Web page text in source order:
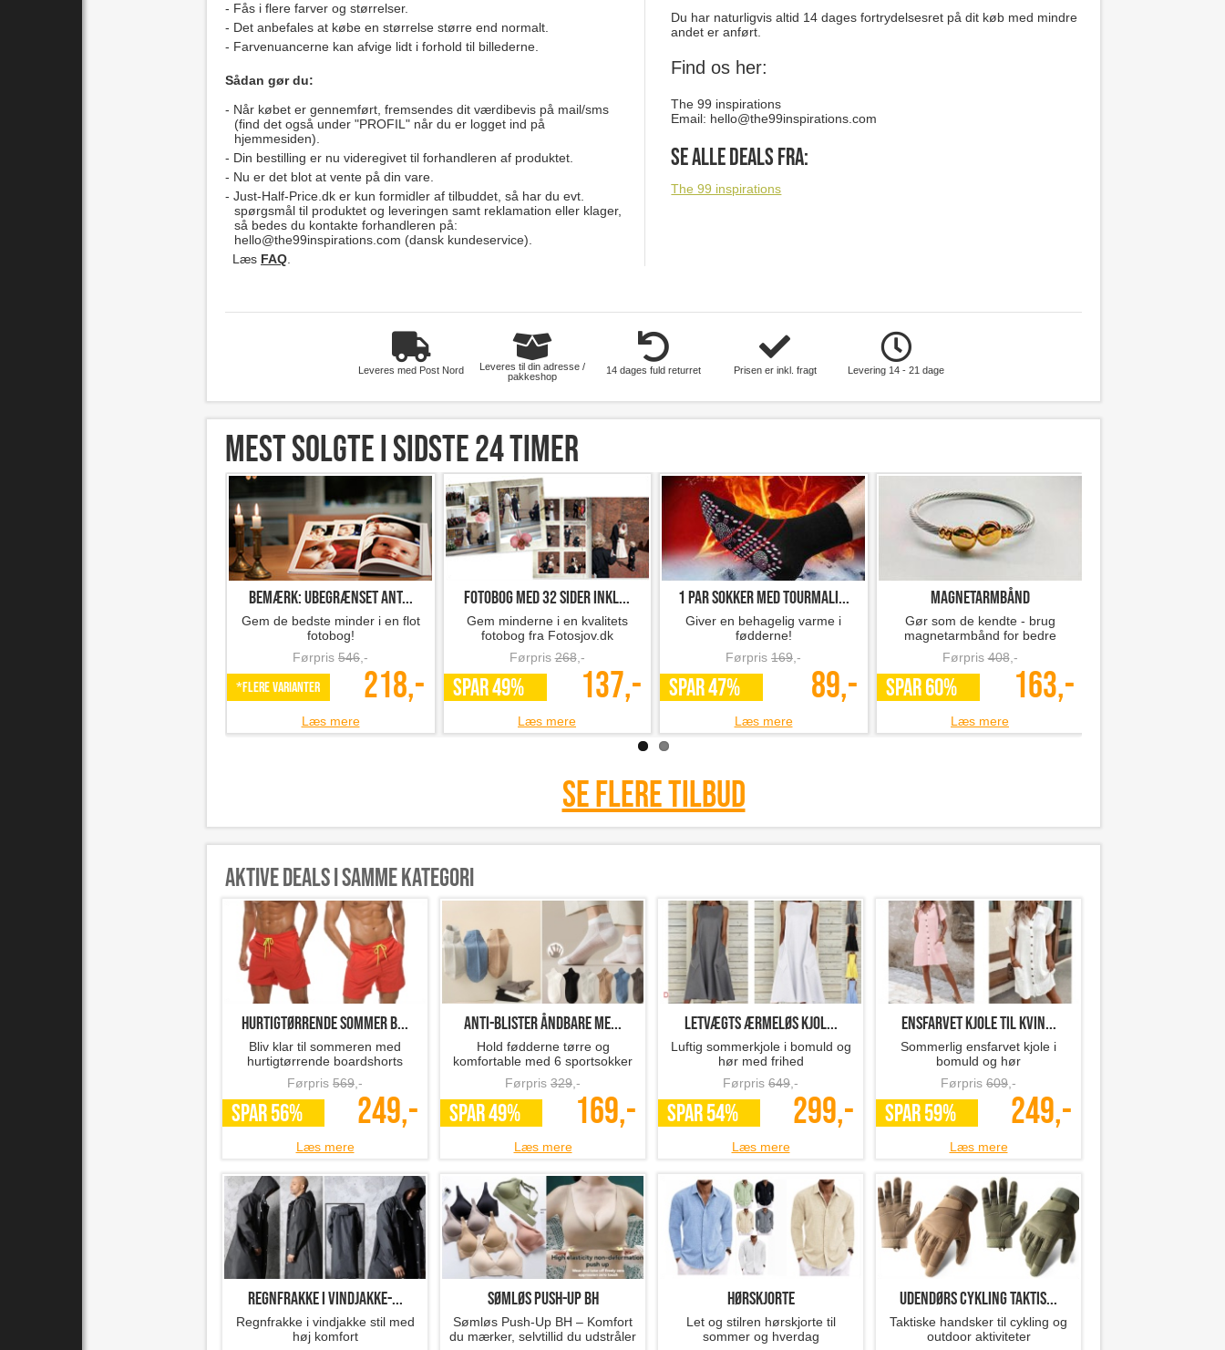
Fås i flere farver og størrelser.
Det anbefales at købe en størrelse større end normalt.
Farvenuancerne kan afvige lidt i forhold til billederne.
Sådan gør du:
Når købet er gennemført, fremsendes dit værdibevis på mail/sms
(find det også under "PROFIL" når du er logget ind på
hjemmesiden).
Din bestilling er nu videregivet til forhandleren af produktet.
Nu er det blot at vente på din vare.
Just-Half-Price.dk er kun formidler af tilbuddet, så har du evt.
spørgsmål til produktet og leveringen samt reklamation eller klager,
så bedes du kontakte forhandleren på:
hello@the99inspirations.com (dansk kundeservice).
Læs FAQ
Du har naturligvis altid 14 dages fortrydelsesret på dit køb med mindre
andet er anført.
Find os her:
The 99 inspirations
Email: hello@the99inspirations.com
Se alle deals fra:
The 99 inspirations
Leveres med Post Nord
Leveres til din adresse /
pakkeshop
14 dages fuld returret Prisen er inkl. fragt Levering 14 - 21 dage
Mest solgte i sidste 24 timer
Bemærk: Ubegrænset ant...
Gem de bedste minder i en flot
fotobog!
Førpris 546 ,-
*Flere varianter 218,-
Læs mere
Fotobog med 32 sider inkl...
Gem minderne i en kvalitets
fotobog fra Fotosjov.dk
Førpris268,-
SPAR 49% 137,-
Læs mere
1 par sokker med tourmali...
Giver en behagelig varme i
fødderne!
Førpris 169 ,-
SPAR 47% 89,-
Læs mere
Magnetarmbånd
Gør som de kendte - brug
magnetarmbånd for bedre
helbred!
Førpris408,-
SPAR 60% 163,-
Læs mere
Se flere tilbud
Aktive deals i samme kategori
hurtigtørrende sommer b...
Bliv klar til sommeren med
hurtigtørrende boardshorts
Førpris 569 ,-
SPAR 56% 249,-
Læs mere
Anti-blister åndbare me...
Hold fødderne tørre og
komfortable med 6 sportsokker
Førpris 329 ,-
SPAR 49% 169,-
Læs mere
Letvægts ærmeløs kjol...
Luftig sommerkjole i bomuld og
hør med frihed
Førpris 649 ,-
SPAR 54% 299,-
Læs mere
ensfarvet kjole til kvin...
Sommerlig ensfarvet kjole i
bomuld og hør
Førpris 609 ,-
SPAR 59% 249,-
Læs mere
regnfrakke i vindjakke-...
Regnfrakke i vindjakke stil med
høj komfort
Sømløs Push-Up BH
Sømløs Push-Up BH – Komfort
du mærker, selvtillid du udstråler
hørskjorte
Let og stilren hørskjorte til
sommer og hverdag
Udendørs cykling taktis...
Taktiske handsker til cykling og
outdoor aktiviteter